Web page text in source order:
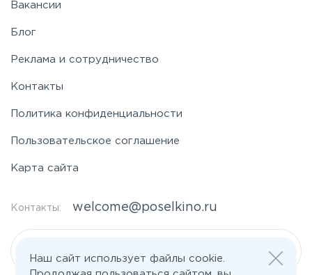
Вакансии
Блог
Реклама и сотрудничество
Контакты
Политика конфиденциальности
Пользовательское соглашение
Карта сайта
Контакты: welcome@poselkino.ru
Наш сайт использует файлы cookie.